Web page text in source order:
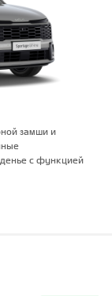
замши и
с функцией